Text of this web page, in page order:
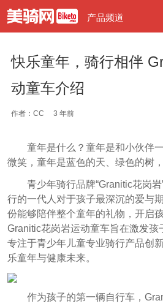
产品频道
快乐童年，骑行相伴
动童车介绍
作者：CC 3 年前
童年是什么？童年是和小伙伴
微笑，童年是蓝色的天、绿色的树
青少年骑行品牌“Granitic花岗
行的一代人对于孩子最深沉的爱与
份能够陪伴整个童年的礼物，开启
Granitic花岗岩运动童车旨在激发孩
专注于青少年儿童专业骑行产品创
乐童年与健康未来。
作为孩子的第一辆自行车，